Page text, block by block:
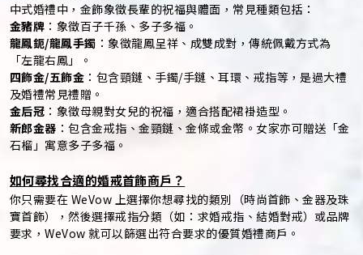
中式婚禮中，金飾象徵長輩的祝福與體面，常見種類包括：
金豬牌 ：象徵百子千孫、多子多福。
龍鳳鈪/龍鳳手鐲 ：象徵龍鳳呈祥、成雙成對，傳統佩戴方式為
「左龍右鳳」。
四飾金/五飾金 ：包含頸鏈、手鐲/手鏈、耳環、戒指等，是過大禮
及婚禮常見禮贈。
金后冠 ：象徵母親對女兒的祝福，適合搭配裙褂造型。
新郎金器 ：包含金戒指、金頸鏈、金條或金幣。女家亦可贈送「金
石榴」寓意多子多福。
如何尋找合適的婚戒首飾商戶？
你只需要在 WeVow 上選擇你想尋找的類別（時尚首飾、金器及珠
寶首飾），然後選擇戒指分類（如：求婚戒指、結婚對戒）或品牌
要求，WeVow 就可以篩選出符合要求的優質婚禮商戶。